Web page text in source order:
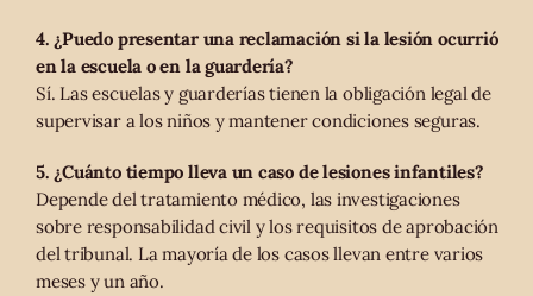
4. ¿Puedo presentar una reclamación si la lesión ocurrió
en la escuela o en la guardería?
Sí. Las escuelas y guarderías tienen la obligación legal de
supervisar a los niños y mantener condiciones seguras.
5. ¿Cuánto tiempo lleva un caso de lesiones infantiles?
Depende del tratamiento médico, las investigaciones
sobre responsabilidad civil y los requisitos de aprobación
del tribunal. La mayoría de los casos llevan entre varios
meses y un año.